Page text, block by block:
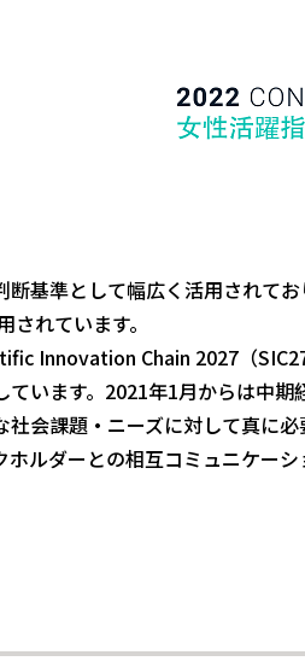
基準として幅広く活用されて
れています。
Innovation Chain 2027（
います。2021年1月からは中
会課題・ニーズに対して真に必
ルダーとの相互コミュニケー